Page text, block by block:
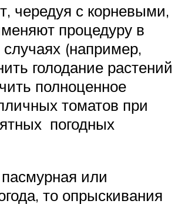
чередуя с корневыми,
процедуру в
случаях (например,
голодание растений
полноценное
томатов при
погодных
или
то опрыскивания